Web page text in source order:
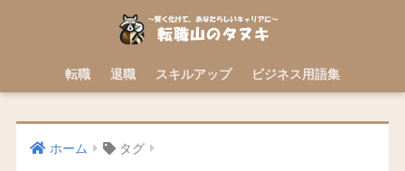
転職 退職 スキルアップ ビジネス用語集
ホーム タグ